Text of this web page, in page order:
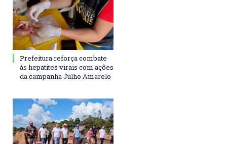
Prefeitura reforça combate
às hepatites virais com ações
da campanha Julho Amarelo